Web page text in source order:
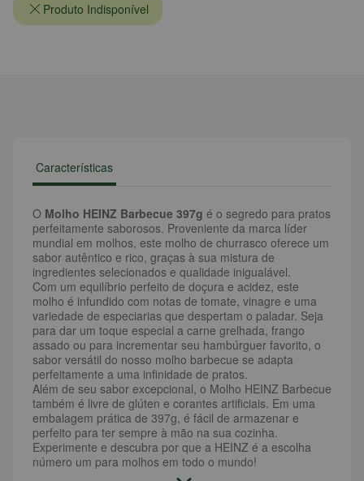
Produto Indisponível
Características
O Molho HEINZ Barbecue 397g é o segredo para pratos
perfeitamente saborosos. Proveniente da marca líder
mundial em molhos, este molho de churrasco oferece um
sabor autêntico e rico, graças à sua mistura de
ingredientes selecionados e qualidade inigualável.
Com um equilíbrio perfeito de doçura e acidez, este
molho é infundido com notas de tomate, vinagre e uma
variedade de especiarias que despertam o paladar. Seja
para dar um toque especial a carne grelhada, frango
assado ou para incrementar seu hambúrguer favorito, o
sabor versátil do nosso molho barbecue se adapta
perfeitamente a uma infinidade de pratos.
Além de seu sabor excepcional, o Molho HEINZ Barbecue
também é livre de glúten e corantes artificiais. Em uma
embalagem prática de 397g, é fácil de armazenar e
perfeito para ter sempre à mão na sua cozinha.
Experimente e descubra por que a HEINZ é a escolha
número um para molhos em todo o mundo!